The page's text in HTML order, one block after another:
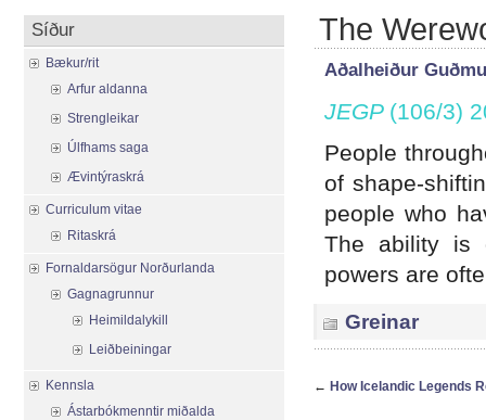
The
Aðalheiður
JEGP (106/3)
People
of shape-
people who
The ability is
powers are
Greinar
← How Icelandic Legends
Síður
Bækur/rit
Arfur aldanna
Strengleikar
Úlfhams saga
Ævintýraskrá
Curriculum vitae
Ritaskrá
Fornaldarsögur Norðurlanda
Gagnagrunnur
Heimildalykill
Leiðbeiningar
Kennsla
Ástarbókmenntir miðalda